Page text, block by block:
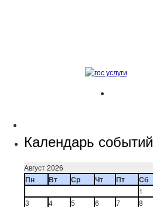
Календарь событий
Август 2026
Пн Вт Ср Чт Пт Сб
1
3
4 5 6 7 8